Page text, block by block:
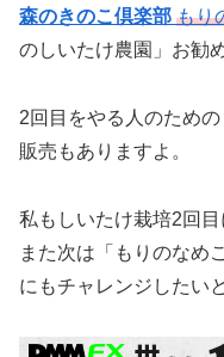
森のきのこ倶楽部 もり
のしいたけ農園」お勧
2回目をやる人のため
販売もありますよ。
私もしいたけ栽培2回目
また次は「もりのなめ
にもチャレンジしたい